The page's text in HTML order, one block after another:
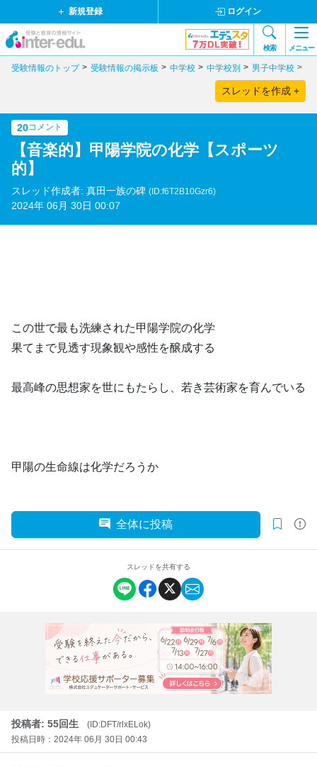
新規登録 ログイン
検索 メニュー
受験情報のトップ 受験情報の掲示板 中学校 中学校別 男子中学校
スレッドを作成 +
20コメント
【音楽的】甲陽学院の化学【スポーツ
的】
スレッド作成者: 真田一族の碑 (ID:f6T2B10Gzr6)
2024年 06月 30日 00:07
この世で最も洗練された甲陽学院の化学
果てまで見透す現象観や感性を醸成する
最高峰の思想家を世にもたらし、若き芸術家を育んでいる
甲陽の生命線は化学だろうか
全体に投稿
スレッドを共有する
投稿者: 55回生
(ID:DFT/rlxELok)
投稿日時：2024年 06月 30日 00:43